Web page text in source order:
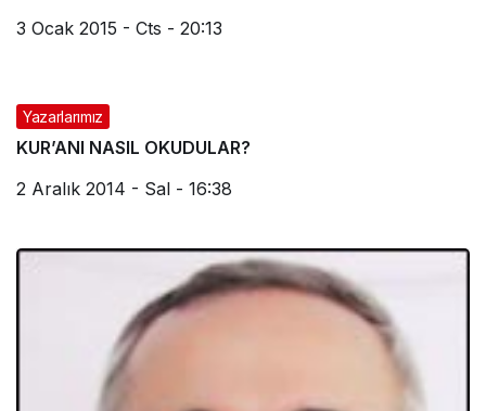
3 Ocak 2015 - Cts - 20:13
Yazarlarımız
KUR’ANI NASIL OKUDULAR?
2 Aralık 2014 - Sal - 16:38